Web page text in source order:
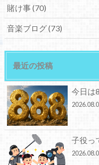
賭け事(70)
音楽ブログ(73)
最近の投稿
今日は
子役っ